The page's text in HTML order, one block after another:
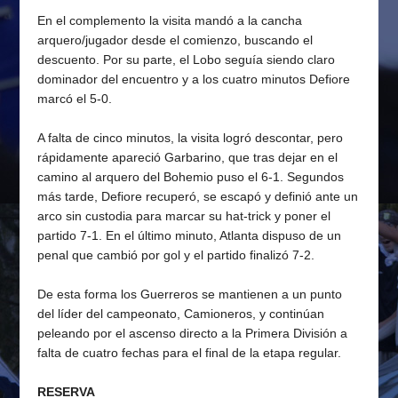
En el complemento la visita mandó a la cancha
arquero/jugador desde el comienzo, buscando el
descuento. Por su parte, el Lobo seguía siendo claro
dominador del encuentro y a los cuatro minutos Defiore
marcó el 5-0.
A falta de cinco minutos, la visita logró descontar, pero
rápidamente apareció Garbarino, que tras dejar en el
camino al arquero del Bohemio puso el 6-1. Segundos
más tarde, Defiore recuperó, se escapó y definió ante un
arco sin custodia para marcar su hat-trick y poner el
partido 7-1. En el último minuto, Atlanta dispuso de un
penal que cambió por gol y el partido finalizó 7-2.
De esta forma los Guerreros se mantienen a un punto
del líder del campeonato, Camioneros, y continúan
peleando por el ascenso directo a la Primera División a
falta de cuatro fechas para el final de la etapa regular.
RESERVA